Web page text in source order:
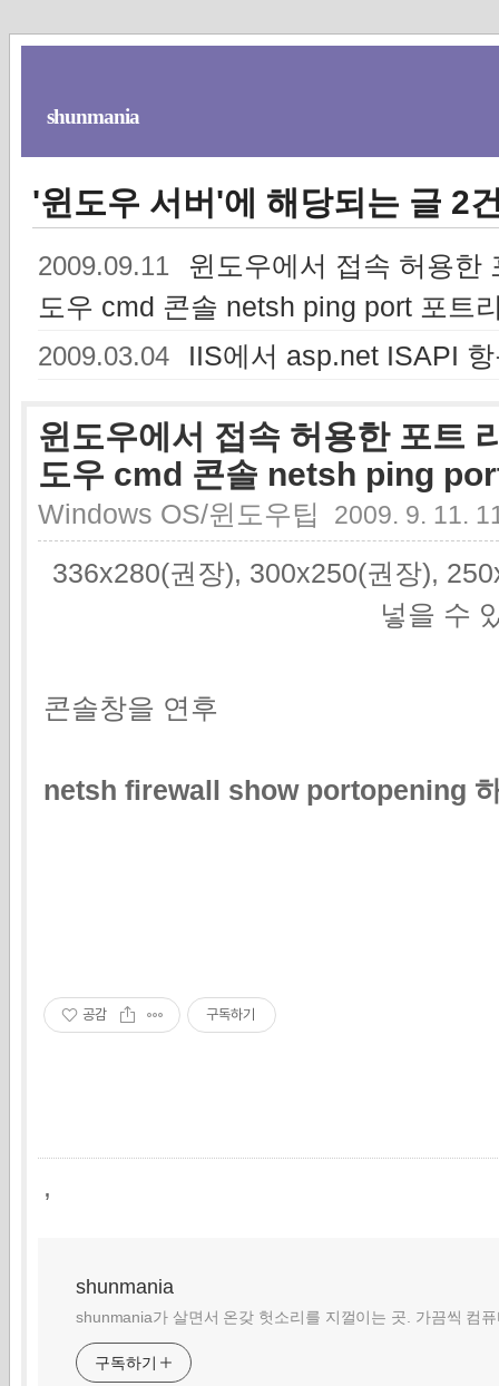
shunmania
'윈도우 서버'에 해당되는 글 2
2009.09.11
윈도우에서 접속 허용한
도우 cmd 콘솔 netsh ping port 포트
2009.03.04 IIS에서 asp.net ISAPI
윈도우에서 접속 허용한 포트
도우 cmd 콘솔 netsh ping
Windows OS/윈도우팁 2009. 9. 11.
336x280(권장), 300x250(권장),
넣을 수
콘솔창을 연후
netsh firewall show portopening
공감 구독하기
,
shunmania
shunmania가 살면서 온갖 헛소리를 지껄이는 곳. 가끔씩 컴
구독하기